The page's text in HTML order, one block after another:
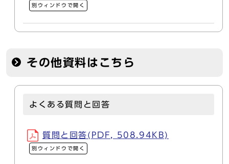
別ウィンドウで開く
その他資料はこちら
よくある質問と回答
質問と回答(PDF, 508.94KB)
別ウィンドウで開く